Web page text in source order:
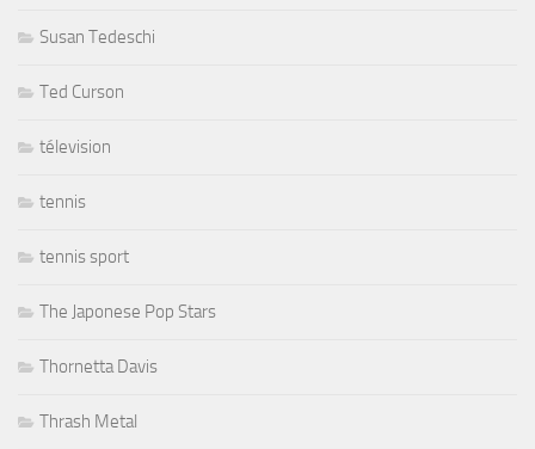
Susan Tedeschi
Ted Curson
télevision
tennis
tennis sport
The Japonese Pop Stars
Thornetta Davis
Thrash Metal